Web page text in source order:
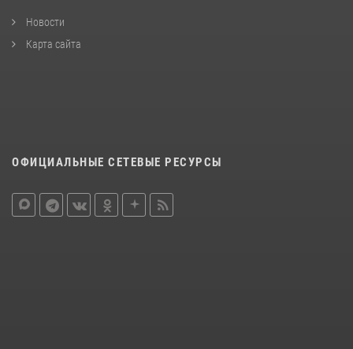
Новости
Карта сайта
ОФИЦИАЛЬНЫЕ СЕТЕВЫЕ РЕСУРСЫ